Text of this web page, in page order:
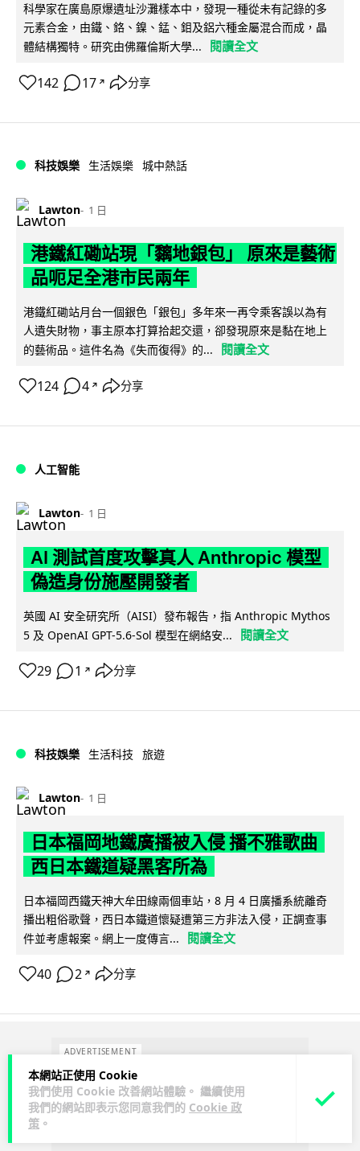
本網站正使用 Cookie
我們使用 Cookie 改善網站體驗。 繼續使用
我們的網站即表示您同意我們的 Cookie 政
策 。
科學家在廣島原爆遺址沙灘樣本中，發現一種從未有記錄的多
元素合金，由鐵、鉻、鎳、錳、鉬及鋁六種金屬混合而成，晶
體結構獨特。研究由佛羅倫斯大學...
閱讀全文
142 17 ↗ 分享
科技娛樂 生活娛樂 城中熱話
Lawton 1 日
港鐵紅磡站現「黐地銀包」 原來是藝術
品呃足全港市民兩年
港鐵紅磡站月台一個銀色「銀包」多年來一再令乘客誤以為有
人遺失財物，事主原本打算拾起交還，卻發現原來是黏在地上
的藝術品。這件名為《失而復得》的...
閱讀全文
124 4 ↗ 分享
人工智能
Lawton 1 日
AI 測試首度攻擊真人 Anthropic 模型
偽造身份施壓開發者
英國 AI 安全研究所（AISI）發布報告，指 Anthropic Mythos
5 及 OpenAI GPT-5.6-Sol 模型在網絡安...
閱讀全文
29 1 ↗ 分享
科技娛樂 生活科技 旅遊
Lawton 1 日
日本福岡地鐵廣播被入侵 播不雅歌曲
西日本鐵道疑黑客所為
日本福岡西鐵天神大牟田線兩個車站，8 月 4 日廣播系統離奇
播出粗俗歌聲，西日本鐵道懷疑遭第三方非法入侵，正調查事
件並考慮報案。網上一度傳言...
閱讀全文
40 2 ↗ 分享
ADVERTISEMENT